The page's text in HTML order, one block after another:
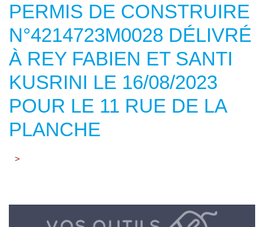
PERMIS DE CONSTRUIRE
N°4214723M0028 DÉLIVRÉ
À REY FABIEN ET SANTI
KUSRINI LE 16/08/2023
POUR LE 11 RUE DE LA
PLANCHE
>